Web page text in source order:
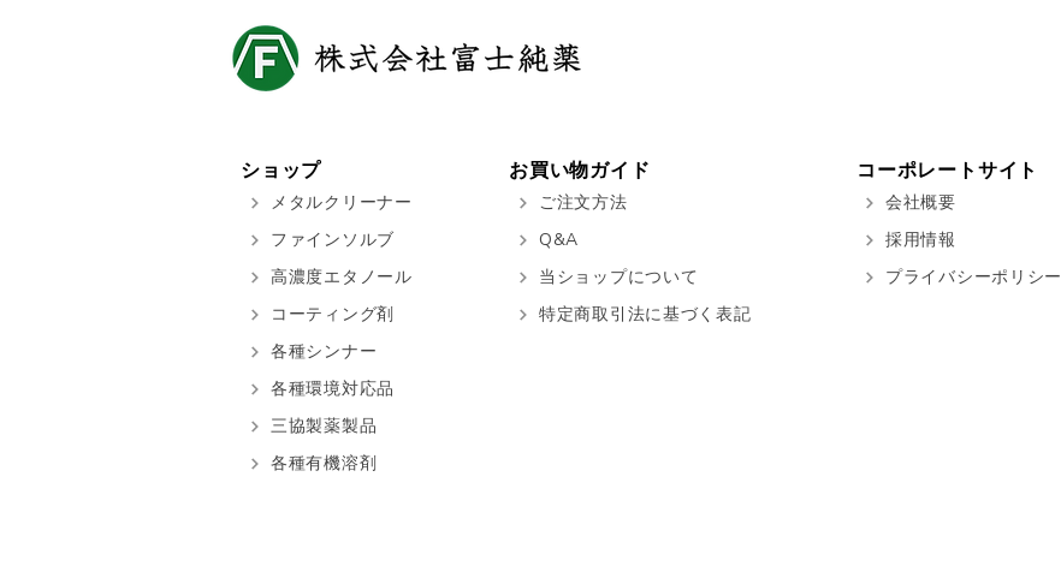
ショップ
メタルクリーナー
ファインソルブ
高濃度エタノール
コーティング剤
各種シンナー
各種環境対応品
三協製薬製品
各種有機溶剤
お買い物ガイド
ご注文方法
Q&A
当ショップについて
特定商取引法に基づく表記
コーポレートサイト
会社概要
採用情報
プライバシーポリシー